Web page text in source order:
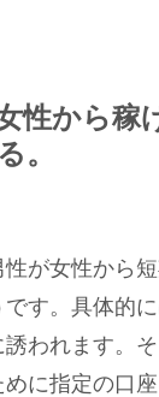
性から稼
。
が女性から
す。具体的
われます。
に指定の口